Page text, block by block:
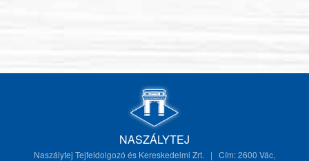
NASZÁLYTEJ
Naszálytej Tejfeldolgozó és Kereskedelmi Zrt. | Cím: 2600 Vác,